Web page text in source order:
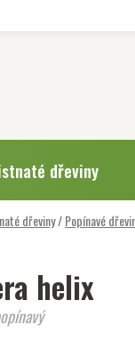
dřeviny
dřeviny/Popínavé
helix